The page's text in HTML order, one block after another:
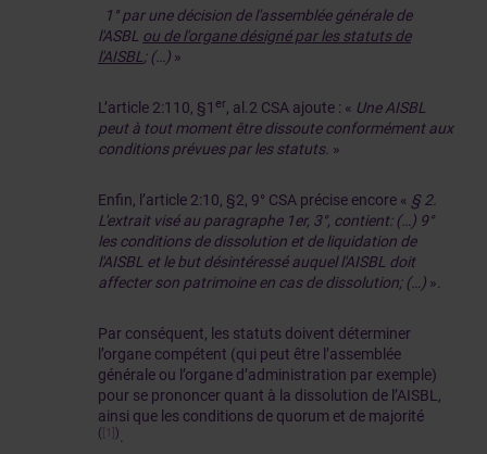
1° par une décision de l'assemblée générale de
l'ASBL ou de l'organe désigné par les statuts de
l'AISBL ; (…) »
L’article 2:110, §1 er, al.2 CSA ajoute : « Une AISBL
peut à tout moment être dissoute conformément aux
conditions prévues par les statuts. »
Enfin, l’article 2:10, §2, 9° CSA précise encore « § 2.
L'extrait visé au paragraphe 1er, 3°, contient: (…) 9°
les conditions de dissolution et de liquidation de
l'AISBL et le but désintéressé auquel l'AISBL doit
affecter son patrimoine en cas de dissolution; (…) ».
Par conséquent, les statuts doivent déterminer
l’organe compétent (qui peut être l’assemblée
générale ou l’organe d’administration par exemple)
pour se prononcer quant à la dissolution de l’AISBL,
ainsi que les conditions de quorum et de majorité
( [1])